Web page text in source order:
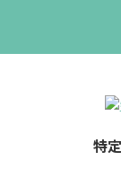
特